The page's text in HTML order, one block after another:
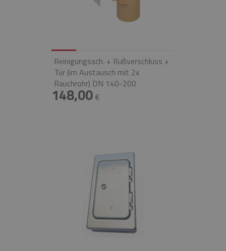
Reinigungssch. + Rußverschluss +
Tür (im Austausch mit 2x
Rauchrohr) DN 140-200
148,00€